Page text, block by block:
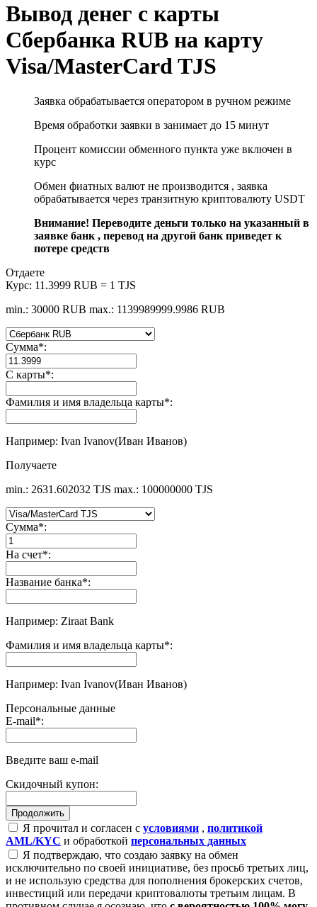
Вывод денег с карты
Сбербанка RUB на карту
Visa/MasterCard TJS
Заявка обрабатывается оператором в ручном режиме
Время обработки заявки в занимает до 15 минут
Процент комиссии обменного пункта уже включен в
курс
Обмен фиатных валют не производится , заявка
обрабатывается через транзитную криптовалюту USDT
Внимание! Переводите деньги только на указанный в
заявке банк , перевод на другой банк приведет к
потере средств
Отдаете
Курс: 11.3999 RUB = 1 TJS
min.: 30000 RUB max.: 1139989999.9986 RUB
Сумма*:
С карты*:
Фамилия и имя владельца карты*:
Например: Ivan Ivanov(Иван Иванов)
Получаете
min.: 2631.602032 TJS max.: 100000000 TJS
Сумма*:
На счет*:
Название банка*:
Например: Ziraat Bank
Фамилия и имя владельца карты*:
Например: Ivan Ivanov(Иван Иванов)
Персональные данные
E-mail*:
Введите ваш e-mail
Скидочный купон:
Я прочитал и согласен с условиями , политикой
AML/KYC и обработкой персональных данных
Я подтверждаю, что создаю заявку на обмен
исключительно по своей инициативе, без просьб третьих лиц,
и не использую средства для пополнения брокерских счетов,
инвестиций или передачи криптовалюты третьим лицам. В